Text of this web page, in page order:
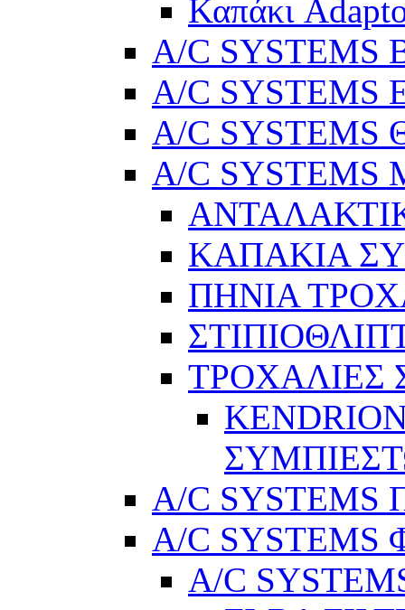
Καπάκι
A/C SYSTEMS
A/C SYSTEMS
A/C SYSTEMS
A/C SYSTEMS
ΚΑΠΑΚΙΑ
ΠΗΝΙΑ
ΤΡΟΧΑΛΙΕΣ
A/C SYSTEMS
A/C
A/C